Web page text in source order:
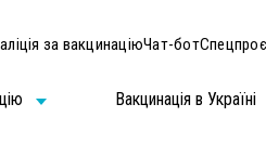
за вакцинаціюЧат-бот
Вакцинація в Україні